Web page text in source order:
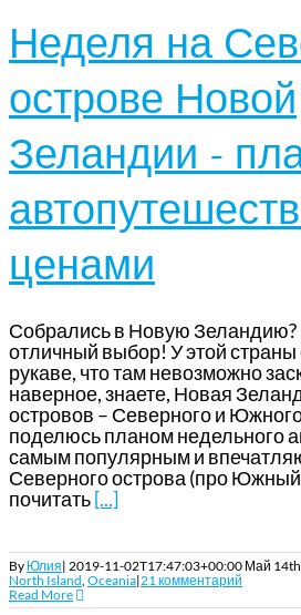
Неделя на
острове Новой
Зеландии –
ценами
Собрались в Новую
отличный выбор! У этой страны
рукаве, что там невозможно
наверное, знаете, Новая
островов – Северного и
поделюсь планом недельного
самым популярным и
Северного острова (про
почитать[...]
By Юлия| 2019-11-02T17:47:03+00:00 Май
North Island, Oceania|21 комментарий
Read More